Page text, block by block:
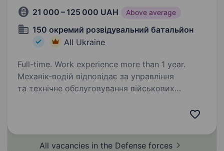
21 000 – 125 000 UAH Above average
150 окремий розвідувальний батальйон
All Ukraine
Full-time. Work experience more than 1 year.
Механік-водій відповідає за управління
та технічне обслуговування військових
включають забезпечення безперебійної роботи
та участь у транспортуванні…
All vacancies in the Defense forces